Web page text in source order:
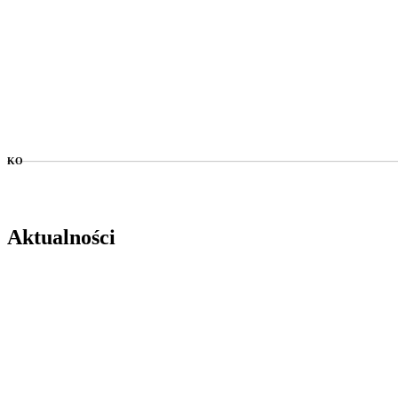
KO
Aktualności